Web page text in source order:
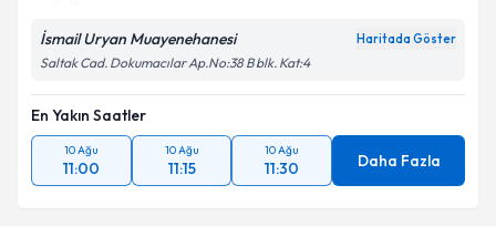
İsmail Uryan Muayenehanesi Haritada Göster
Saltak Cad. Dokumacılar Ap.No:38 B blk. Kat:4
En Yakın Saatler
10 Ağu
11:00
10 Ağu
11:15
10 Ağu
11:30 Daha Fazla